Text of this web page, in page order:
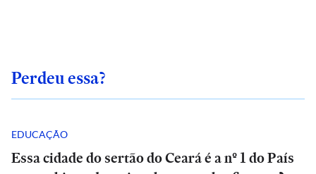
Perdeu essa?
EDUCAÇÃO
Essa cidade do sertão do Ceará é a nº 1 do País